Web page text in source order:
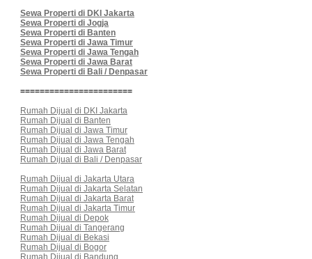
Sewa Properti di DKI Jakarta
Sewa Properti di Jogja
Sewa Properti di Banten
Sewa Properti di Jawa Timur
Sewa Properti di Jawa Tengah
Sewa Properti di Jawa Barat
Sewa Properti di Bali / Denpasar
=======================
Rumah Dijual di DKI Jakarta
Rumah Dijual di Banten
Rumah Dijual di Jawa Timur
Rumah Dijual di Jawa Tengah
Rumah Dijual di Jawa Barat
Rumah Dijual di Bali / Denpasar
Rumah Dijual di Jakarta Utara
Rumah Dijual di Jakarta Selatan
Rumah Dijual di Jakarta Barat
Rumah Dijual di Jakarta Timur
Rumah Dijual di Depok
Rumah Dijual di Tangerang
Rumah Dijual di Bekasi
Rumah Dijual di Bogor
Rumah Dijual di Bandung